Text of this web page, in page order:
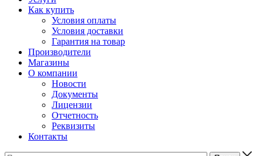
Как купить
Условия оплаты
Условия доставки
Гарантия на товар
Производители
Магазины
О компании
Новости
Документы
Лицензии
Отчетность
Реквизиты
Контакты